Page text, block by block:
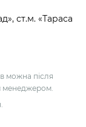
ст.м. «Тараса
можна після
менеджером.